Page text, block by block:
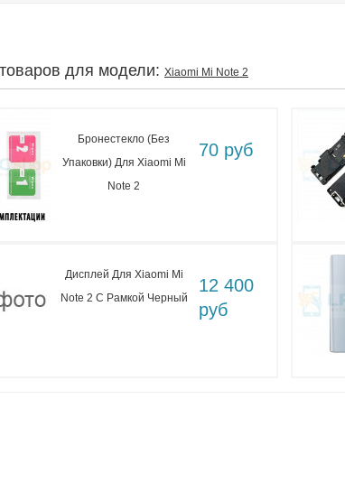
для модели: Xiaomi Mi Note 2
Бронестекло (без
Упаковки) Для Xiaomi Mi
Note 2
70 руб
Дисплей Для Xiaomi Mi
Note 2 С Рамкой Черный
12 400
руб